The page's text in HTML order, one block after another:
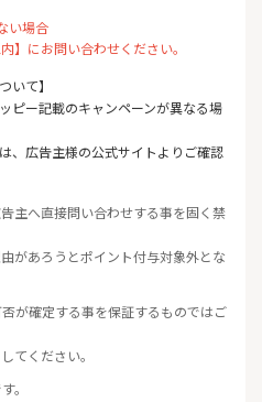
い場合
にお問い合わせください。
いて】
ピー記載のキャンペーンが異なる場
、広告主様の公式サイトよりご確認
主へ直接問い合わせする事を固く禁
があろうとポイント付与対象外とな
が確定する事を保証するものではご
てください。
。